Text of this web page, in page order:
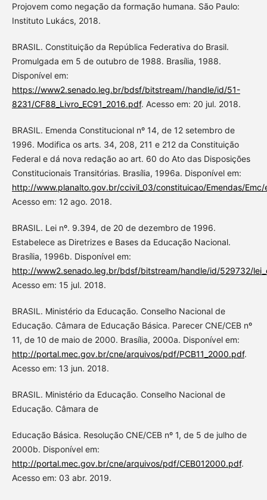
Projovem como negação da formação humana. São Paulo:
Instituto Lukács, 2018.
BRASIL. Constituição da República Federativa do Brasil.
Promulgada em 5 de outubro de 1988. Brasília, 1988.
Disponível em:
https://www2.senado.leg.br/bdsf/bitstream//handle/id/51-
8231/CF88_Livro_EC91_2016.pdf. Acesso em: 20 jul. 2018.
BRASIL. Emenda Constitucional nº 14, de 12 setembro de
1996. Modifica os arts. 34, 208, 211 e 212 da Constituição
Federal e dá nova redação ao art. 60 do Ato das Disposições
Constitucionais Transitórias. Brasília, 1996a. Disponível em:
http://www.planalto.gov.br/ccivil_03/constituicao/Emendas/Emc/
Acesso em: 12 ago. 2018.
BRASIL. Lei nº. 9.394, de 20 de dezembro de 1996.
Estabelece as Diretrizes e Bases da Educação Nacional.
Brasília, 1996b. Disponível em:
http://www2.senado.leg.br/bdsf/bitstream/handle/id/529732/
Acesso em: 15 jul. 2018.
BRASIL. Ministério da Educação. Conselho Nacional de
Educação. Câmara de Educação Básica. Parecer CNE/CEB nº
11, de 10 de maio de 2000. Brasília, 2000a. Disponível em:
http://portal.mec.gov.br/cne/arquivos/pdf/PCB11_2000.pdf.
Acesso em: 13 jun. 2018.
BRASIL. Ministério da Educação. Conselho Nacional de
Educação. Câmara de
Educação Básica. Resolução CNE/CEB nº 1, de 5 de julho de
2000b. Disponível em:
http://portal.mec.gov.br/cne/arquivos/pdf/CEB012000.pdf.
Acesso em: 03 abr. 2019.